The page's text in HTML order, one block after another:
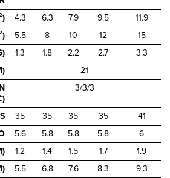
4.3 6.3 7.9 9.5
11.9
5.5 8 10 12
15
1.3 1.8 2.2 2.7
3.3
21
3/3/3
35 35 35 35
41
5.6 5.8 5.8 5.8
6
1.2 1.4 1.5 1.7
1.9
5.5 6.8 7.6 8.3
9.3